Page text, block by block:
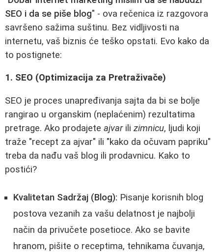
SEO i da se piše blog" - ova rečenica iz razgovora
savršeno sažima suštinu. Bez vidljivosti na
internetu, vaš biznis će teško opstati. Evo kako da
to postignete:
1. SEO (Optimizacija za Pretraživače)
SEO je proces unapređivanja sajta da bi se bolje
rangirao u organskim (neplaćenim) rezultatima
pretrage. Ako prodajete ajvarili zimnicu, ljudi koji
traže "recept za ajvar" ili "kako da očuvam papriku"
treba da nađu vaš blog ili prodavnicu. Kako to
postići?
Kvalitetan Sadržaj (Blog): Pisanje korisnih blog
postova vezanih za vašu delatnost je najbolji
način da privučete posetioce. Ako se bavite
hranom, pišite o receptima, tehnikama čuvanja,